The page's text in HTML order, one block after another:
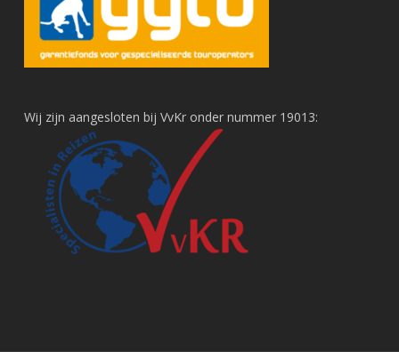
Wij zijn aangesloten bij VvKr onder nummer 19013: